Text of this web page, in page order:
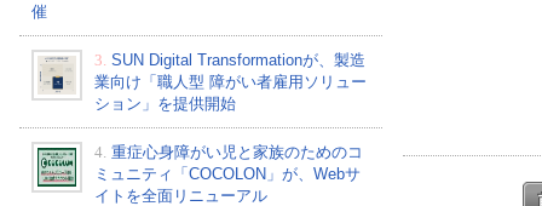
催
3. SUN Digital Transformationが、製造
業向け「職人型 障がい者雇用ソリュー
ション」を提供開始
4. 重症心身障がい児と家族のためのコ
ミュニティ「COCOLON」が、Webサ
イトを全面リニューアル